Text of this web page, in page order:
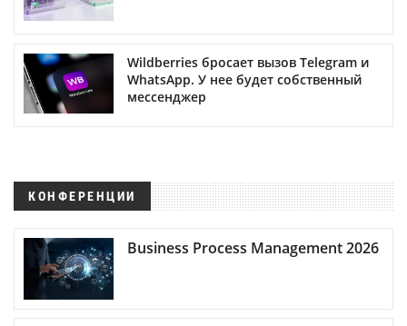
Wildberries бросает вызов Telegram и
WhatsApp. У нее будет собственный
мессенджер
КОНФЕРЕНЦИИ
Business Process Management 2026